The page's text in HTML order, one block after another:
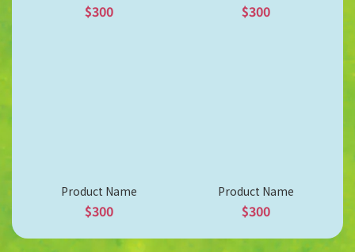
$300 $300
Product Name
$300
Product Name
$300